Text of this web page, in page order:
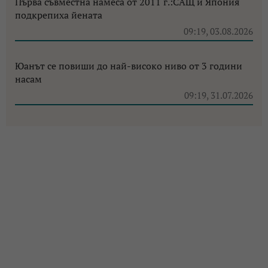
подкрепиха йената
09:19, 03.08.2026
Юанът се повиши до най-високо ниво от 3 години
насам
09:19, 31.07.2026